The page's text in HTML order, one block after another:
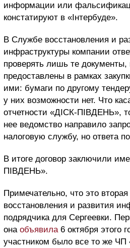
информации или
констатируют в «Інтербуде».
В Службе восстановления и
инфраструктуры компании
проверять лишь те документы,
предоставлены в рамках
ими: бумаги по другому
у них возможности нет. Что
отчетности «ДІСК-ПІВДЕНЬ»,
нее ведомство направило
налоговую службу, но ответа
В итоге договор заключили
ПІВДЕНЬ».
Примечательно, что это
восстановления и развития
подрядчика для Сергеевки.
она объявила 6 октября этого
участником было все то же